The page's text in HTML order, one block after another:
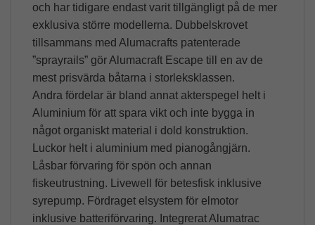
och har tidigare endast varit tillgängligt på de mer
exklusiva större modellerna. Dubbelskrovet
tillsammans med Alumacrafts patenterade
”sprayrails” gör Alumacraft Escape till en av de
mest prisvärda båtarna i storleksklassen.
Andra fördelar är bland annat akterspegel helt i
Aluminium för att spara vikt och inte bygga in
något organiskt material i dold konstruktion.
Luckor helt i aluminium med pianogångjärn.
Låsbar förvaring för spön och annan
fiskeutrustning. Livewell för betesfisk inklusive
syrepump. Fördraget elsystem för elmotor
inklusive batteriförvaring. Integrerat Alumatrac